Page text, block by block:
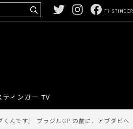
F1 STINGER
ティンガー TV
くんです] ブラジルGP の前に、アブダビへ